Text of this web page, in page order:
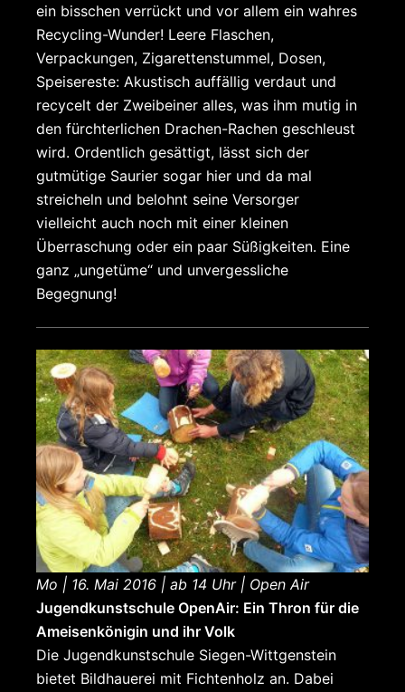
ein bisschen verrückt und vor allem ein wahres
Recycling-Wunder! Leere Flaschen,
Verpackungen, Zigarettenstummel, Dosen,
Speisereste: Akustisch auffällig verdaut und
recycelt der Zweibeiner alles, was ihm mutig in
den fürchterlichen Drachen-Rachen geschleust
wird. Ordentlich gesättigt, lässt sich der
gutmütige Saurier sogar hier und da mal
streicheln und belohnt seine Versorger
vielleicht auch noch mit einer kleinen
Überraschung oder ein paar Süßigkeiten. Eine
ganz „ungetüme“ und unvergessliche
Begegnung!
Mo | 16. Mai 2016 | ab 14 Uhr | Open Air
Jugendkunstschule OpenAir: Ein Thron für die
Ameisenkönigin und ihr Volk
Die Jugendkunstschule Siegen-Wittgenstein
bietet Bildhauerei mit Fichtenholz an. Dabei